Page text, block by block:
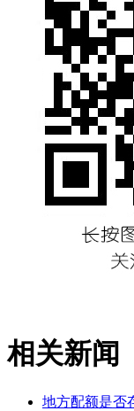
相关新闻
地方配额是否